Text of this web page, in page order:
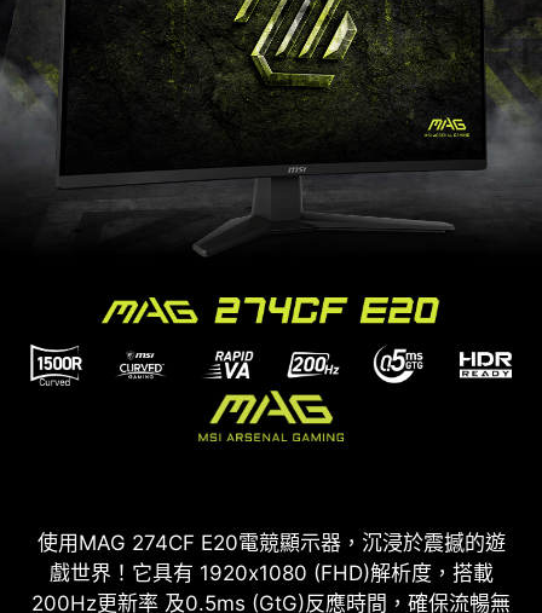
使用MAG 274CF E20電競顯示器，沉浸於震撼的遊
戲世界！它具有 1920x1080 (FHD)解析度，搭載
200Hz更新率 及0.5ms (GtG)反應時間，確保流暢無